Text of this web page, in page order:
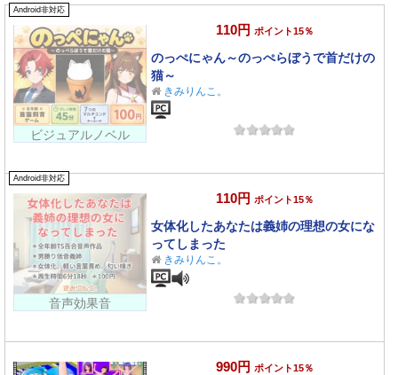
Android非対応
ビジュアルノベル
110円 ポイント15％
のっぺにゃん～のっぺらぼうで首だけの
猫～
きみりんこ。
Android非対応
音声効果音
110円 ポイント15％
女体化したあなたは義姉の理想の女にな
ってしまった
きみりんこ。
990円 ポイント15％